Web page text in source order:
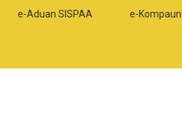
e-Aduan SISPAA e-Kompaun